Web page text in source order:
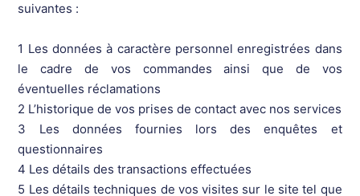
suivantes :
1 Les données à caractère personnel enregistrées dans
le cadre de vos commandes ainsi que de vos
éventuelles réclamations
2 L’historique de vos prises de contact avec nos services
3 Les données fournies lors des enquêtes et
questionnaires
4 Les détails des transactions effectuées
5 Les détails techniques de vos visites sur le site tel que